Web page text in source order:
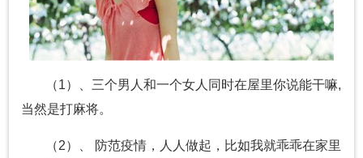
（1）、三个男人和一个女人同时在屋里你说能干嘛,
当然是打麻将。
（2）、 防范疫情，人人做起，比如我就乖乖在家里